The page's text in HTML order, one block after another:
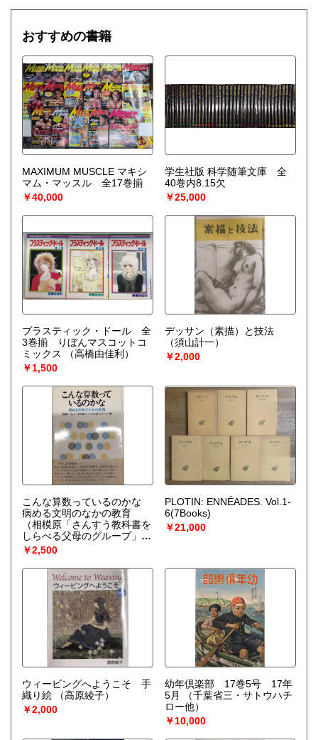
おすすめの書籍
MAXIMUM MUSCLE マキシ
マム・マッスル 全17巻揃
￥40,000
学生社版 科学随筆文庫 全
40巻内8.15欠
￥25,000
プラスティック・ドール 全
3巻揃 りぼんマスコットコ
ミックス
（高橋由佳利）
￥1,500
デッサン（素描）と技法
（須山計一）
￥2,000
こんな算数っているのかな
病める文明のなかの教育
（相模原「さんすう教科書を
しらべる父母のグループ」
編）
￥2,500
PLOTIN: ENNÉADES. Vol.1-
6(7Books)
￥21,000
ウィービングへようこそ 手
織り絵
（高原綾子）
￥2,000
幼年倶楽部 17巻5号 17年
5月
（千葉省三・サトウハチ
ロー他）
￥10,000